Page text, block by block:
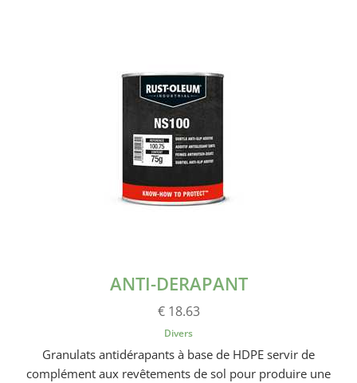
ANTI-DERAPANT
€ 18.63
Divers
Granulats antidérapants à base de HDPE servir de
complément aux revêtements de sol pour produire une